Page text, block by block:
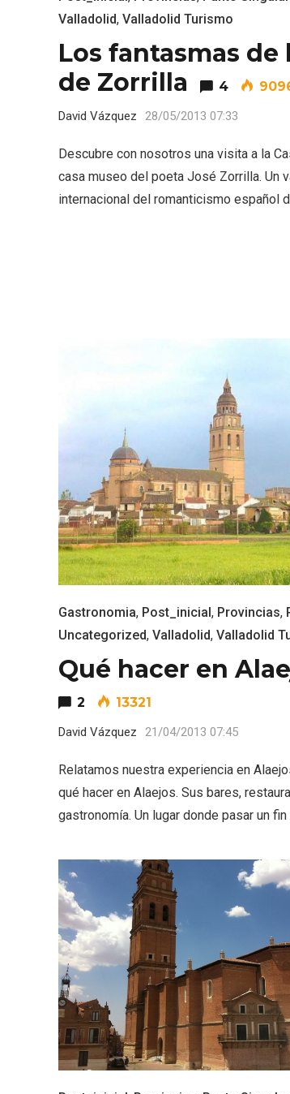
Valladolid, Valladolid Turismo
Los fantasmas de
de Zorrilla
4
David Vázquez 28/05/2013 07:33
Descubre con nosotros una visita a la
casa museo del poeta José Zorrilla. Un
internacional del romanticismo español
Gastronomia, Post_inicial , Provincias,
Uncategorized, Valladolid, Valladolid
Qué hacer en
2 13321
David Vázquez 21/04/2013 07:45
Relatamos nuestra experiencia en
qué hacer en Alaejos. Sus bares,
gastronomía. Un lugar donde pasar un fin
Bodega Museo La Olmilla, en
Peñafiel
Semana Santa en la Ribera
del Duero 2026